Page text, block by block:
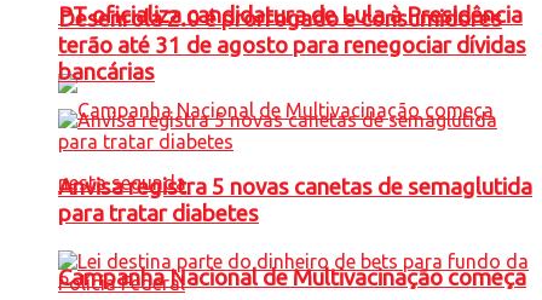
PT oficializa candidatura de Lula à Presidência
Campanha Nacional de Multivacinação começa
Desenrola 2.0 é prorrogado e consumidores
terão até 31 de agosto para renegociar dívidas
bancárias
Anvisa registra 5 novas canetas de semaglutida
para tratar diabetes